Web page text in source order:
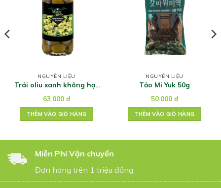
NGUYÊN LIỆU
Trái oliu xanh không hạt
63.000 đ
THÊM VÀO GIỎ HÀNG
NGUYÊN LIỆU
Tảo Mi Yuk 50g
50.000 đ
THÊM VÀO GIỎ HÀNG
Miễn Phí Vận chuyển
Đơn hàng trên 1 triệu đồng